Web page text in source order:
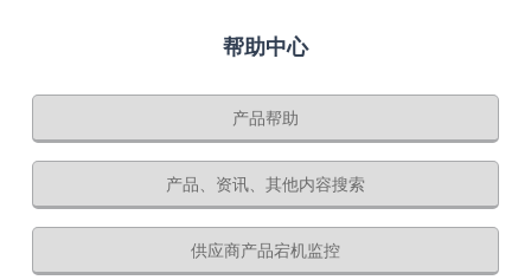
帮助中心
产品帮助
产品、资讯、其他内容搜索
供应商产品宕机监控